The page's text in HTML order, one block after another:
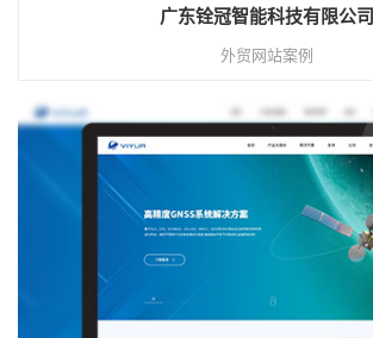
广东铨冠智能科技有限公司
外贸网站案例